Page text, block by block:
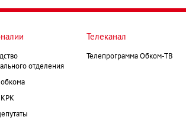
отделения
Телеканал
Телепрограмма Обком-ТВ